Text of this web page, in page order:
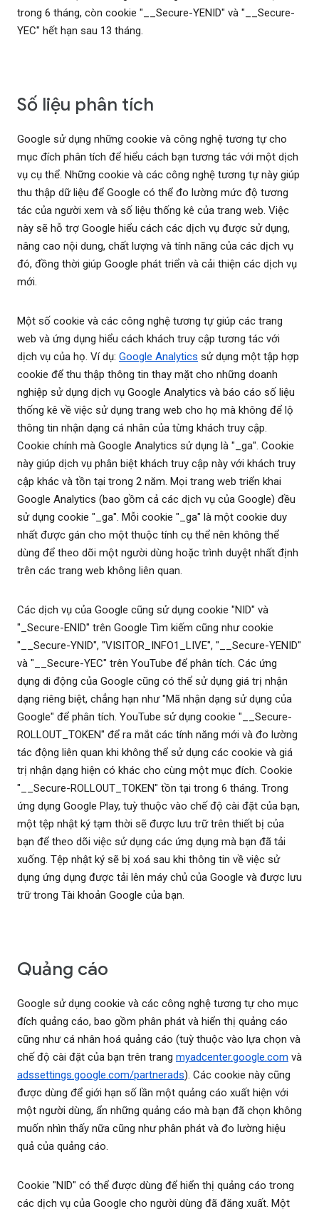
trong 6 tháng, còn cookie "__Secure-YENID" và "__Secure-
YEC" hết hạn sau 13 tháng.
Số liệu phân tích
Google sử dụng những cookie và công nghệ tương tự cho
mục đích phân tích để hiểu cách bạn tương tác với một dịch
vụ cụ thể. Những cookie và các công nghệ tương tự này giúp
thu thập dữ liệu để Google có thể đo lường mức độ tương
tác của người xem và số liệu thống kê của trang web. Việc
này sẽ hỗ trợ Google hiểu cách các dịch vụ được sử dụng,
nâng cao nội dung, chất lượng và tính năng của các dịch vụ
đó, đồng thời giúp Google phát triển và cải thiện các dịch vụ
mới.
Một số cookie và các công nghệ tương tự giúp các trang
web và ứng dụng hiểu cách khách truy cập tương tác với
dịch vụ của họ. Ví dụ: Google Analytics sử dụng một tập hợp
cookie để thu thập thông tin thay mặt cho những doanh
nghiệp sử dụng dịch vụ Google Analytics và báo cáo số liệu
thống kê về việc sử dụng trang web cho họ mà không để lộ
thông tin nhận dạng cá nhân của từng khách truy cập.
Cookie chính mà Google Analytics sử dụng là "_ga". Cookie
này giúp dịch vụ phân biệt khách truy cập này với khách truy
cập khác và tồn tại trong 2 năm. Mọi trang web triển khai
Google Analytics (bao gồm cả các dịch vụ của Google) đều
sử dụng cookie "_ga". Mỗi cookie "_ga" là một cookie duy
nhất được gán cho một thuộc tính cụ thể nên không thể
dùng để theo dõi một người dùng hoặc trình duyệt nhất định
trên các trang web không liên quan.
Các dịch vụ của Google cũng sử dụng cookie "NID" và
"_Secure-ENID" trên Google Tìm kiếm cũng như cookie
"__Secure-YNID", "VISITOR_INFO1_LIVE", "__Secure-YENID"
và "__Secure-YEC" trên YouTube để phân tích. Các ứng
dụng di động của Google cũng có thể sử dụng giá trị nhận
dạng riêng biệt, chẳng hạn như "Mã nhận dạng sử dụng của
Google" để phân tích. YouTube sử dụng cookie "__Secure-
ROLLOUT_TOKEN" để ra mắt các tính năng mới và đo lường
tác động liên quan khi không thể sử dụng các cookie và giá
trị nhận dạng hiện có khác cho cùng một mục đích. Cookie
"__Secure-ROLLOUT_TOKEN" tồn tại trong 6 tháng. Trong
ứng dụng Google Play, tuỳ thuộc vào chế độ cài đặt của bạn,
một tệp nhật ký tạm thời sẽ được lưu trữ trên thiết bị của
bạn để theo dõi việc sử dụng các ứng dụng mà bạn đã tải
xuống. Tệp nhật ký sẽ bị xoá sau khi thông tin về việc sử
dụng ứng dụng được tải lên máy chủ của Google và được lưu
trữ trong Tài khoản Google của bạn.
Quảng cáo
Google sử dụng cookie và các công nghệ tương tự cho mục
đích quảng cáo, bao gồm phân phát và hiển thị quảng cáo
cũng như cá nhân hoá quảng cáo (tuỳ thuộc vào lựa chọn và
chế độ cài đặt của bạn trên trang myadcenter.google.com và
adssettings.google.com/partnerads). Các cookie này cũng
được dùng để giới hạn số lần một quảng cáo xuất hiện với
một người dùng, ẩn những quảng cáo mà bạn đã chọn không
muốn nhìn thấy nữa cũng như phân phát và đo lường hiệu
quả của quảng cáo.
Cookie "NID" có thể được dùng để hiển thị quảng cáo trong
các dịch vụ của Google cho người dùng đã đăng xuất. Một